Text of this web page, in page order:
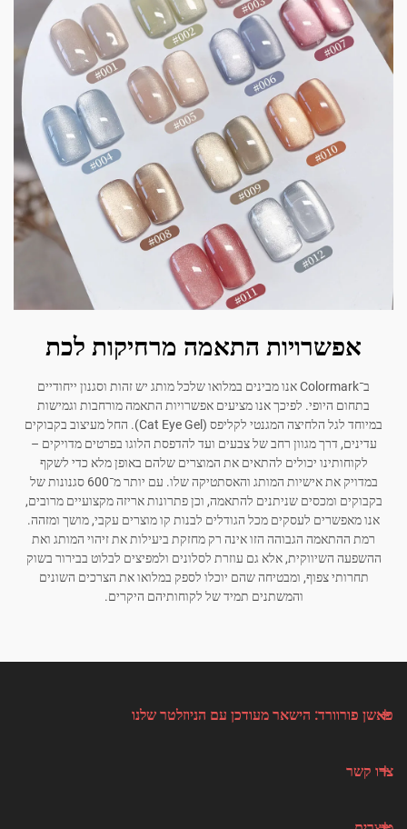
אפשרויות התאמה מרחיקות לכת
ב־Colormark אנו מבינים במלואו שלכל מותג יש זהות וסגנון ייחודיים
בתחום היופי. לפיכך אנו מציעים אפשרויות התאמה מורחבות וגמישות
במיוחד לגל הלחיצה המגנטי לקליפס (Cat Eye Gel). החל מעיצוב בקבוקים
עדינים, דרך מגוון רחב של צבעים ועד להדפסת הלוגו בפרטים מדויקים –
לקוחותינו יכולים להתאים את המוצרים שלהם באופן מלא כדי לשקף
במדויק את אישיות המותג והאסתטיקה שלו. עם יותר מ־600 סגנונות של
בקבוקים ומכסים שניתנים להתאמה, וכן פתרונות אריזה מקצועיים מרובים,
אנו מאפשרים לעסקים מכל הגודלים לבנות קו מוצרים עקבי, מושך ומזהה.
רמת ההתאמה הגבוהה הזו אינה רק מחזקת ביעילות את זיהוי המותג ואת
ההשפעה השיווקית, אלא גם עוזרת לסלונים ולמפיצים לבלוט בבירור בשוק
תחרותי צפוף, ומבטיחה שהם יוכלו לספק במלואו את הצרכים השונים
והמשתנים תמיד של לקוחותיהם היקרים.
פאשן פורוורד: הישאר מעודכן עם הניוזלטר שלנו
צרו קשר